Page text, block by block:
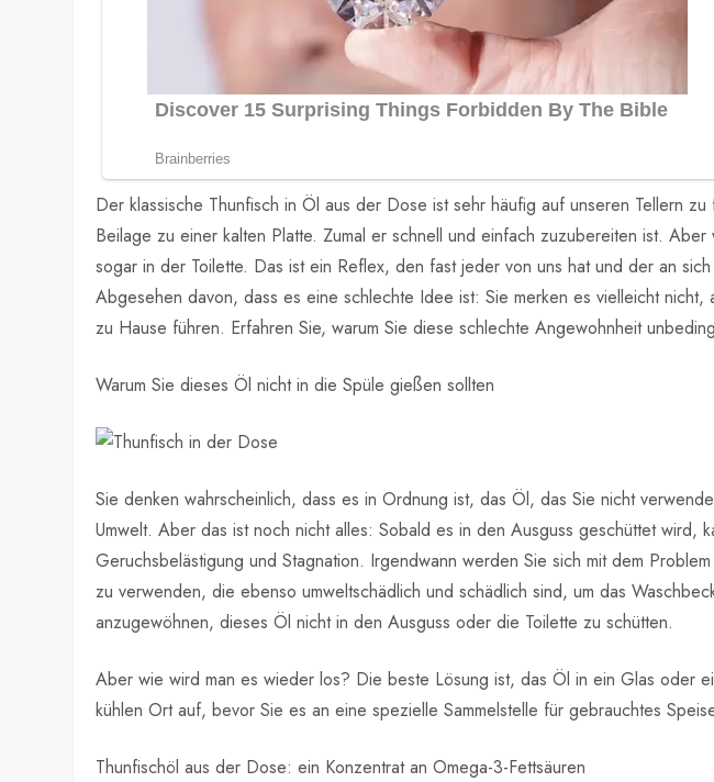
Der klassische Thunfisch in Öl aus der Dose ist sehr häufig auf unseren Tellern
Beilage zu einer kalten Platte. Zumal er schnell und einfach zuzubereiten ist.
sogar in der Toilette. Das ist ein Reflex, den fast jeder von uns hat und der an
Abgesehen davon, dass es eine schlechte Idee ist: Sie merken es vielleicht
zu Hause führen. Erfahren Sie, warum Sie diese schlechte Angewohnheit
Warum Sie dieses Öl nicht in die Spüle gießen sollten
Sie denken wahrscheinlich, dass es in Ordnung ist, das Öl, das Sie nicht
Umwelt. Aber das ist noch nicht alles: Sobald es in den Ausguss geschüttet
Geruchsbelästigung und Stagnation. Irgendwann werden Sie sich mit dem
zu verwenden, die ebenso umweltschädlich und schädlich sind, um das
anzugewöhnen, dieses Öl nicht in den Ausguss oder die Toilette zu schütten.
Aber wie wird man es wieder los? Die beste Lösung ist, das Öl in ein Glas oder
kühlen Ort auf, bevor Sie es an eine spezielle Sammelstelle für gebrauchtes
Thunfischöl aus der Dose: ein Konzentrat an Omega-3-Fettsäuren